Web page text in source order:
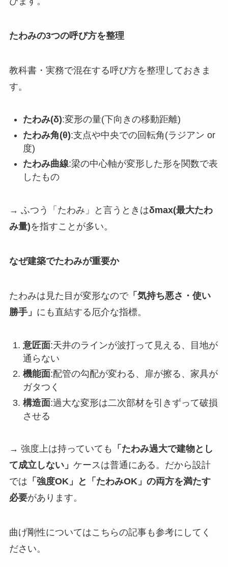
たわみの3つの呼び方を整理
教科書・実務で混在する呼び方を整理しておきま
す。
たわみ(δ):変形の量(下向きの移動距離)
たわみ角(θ):支点や中央での回転角(ラジアン or
度)
たわみ曲線:梁の中心軸が変形した形を関数で表
したもの
→ ふつう「たわみ」と言うときはδmax(最大たわ
み量)を指すことが多い。
なぜ建築でたわみが重要か
たわみは見た目が変形なので「気持ち悪さ・使い
勝手」 にも直結する厄介な指標。
意匠面:天井のラインが波打って見える、目地が
通らない
機能面:配管の勾配が変わる、扉が擦る、家具が
ガタつく
構造面:過大な変形は二次部材を引きずって破損
させる
→ 強度上は持っていても
「たわみ過大で建物とし
て成立しない」 ケースは普通にある。だから設計
では 「強度OK」と「たわみOK」の両方を満たす
必要があります。
曲げ剛性についてはこちらの記事も参考にしてく
ださい。